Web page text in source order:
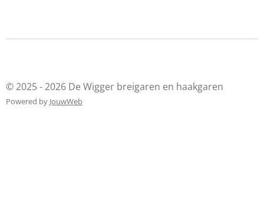
© 2025 - 2026 De Wigger breigaren en haakgaren
Powered by JouwWeb